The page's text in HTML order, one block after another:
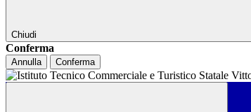
Chiudi
Conferma
Annulla Conferma